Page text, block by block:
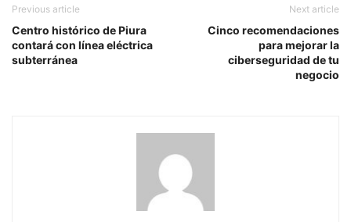
Previous article
Centro histórico de Piura
contará con línea eléctrica
subterránea
Next article
Cinco recomendaciones
para mejorar la
ciberseguridad de tu
negocio